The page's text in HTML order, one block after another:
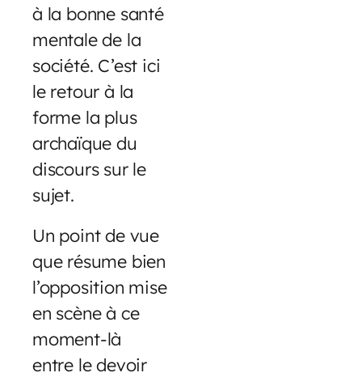
à la bonne santé
mentale de la
société. C’est ici
le retour à la
forme la plus
archaïque du
discours sur le
sujet.
Un point de vue
que résume bien
l’opposition mise
en scène à ce
moment-là
entre le devoir